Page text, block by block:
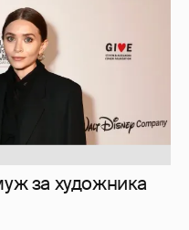
за художника